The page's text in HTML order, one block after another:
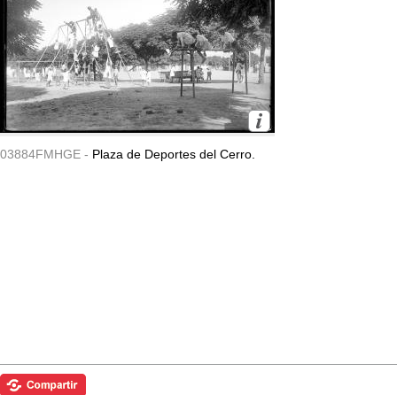
03884FMHGE - Plaza de Deportes del Cerro.